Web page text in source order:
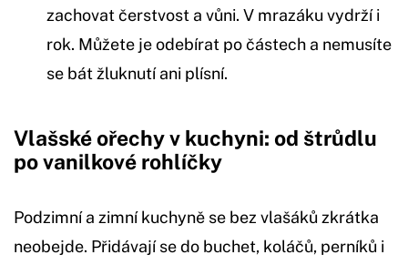
zachovat čerstvost a vůni. V mrazáku vydrží i
rok. Můžete je odebírat po částech a nemusíte
se bát žluknutí ani plísní.
Vlašské ořechy v kuchyni: od štrůdlu
po vanilkové rohlíčky
Podzimní a zimní kuchyně se bez vlašáků zkrátka
neobejde. Přidávají se do buchet, koláčů, perníků i